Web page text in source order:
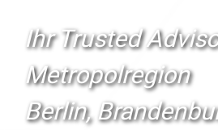
Ihr Trusted
Metropolregion
Berlin,